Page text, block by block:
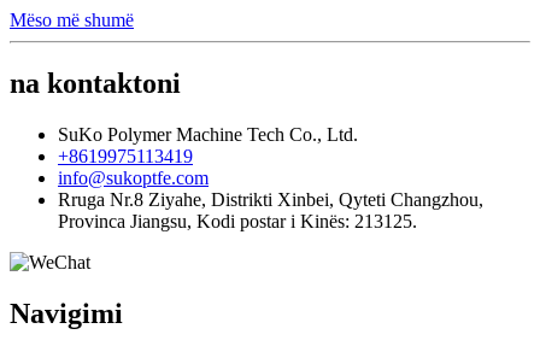
Mëso më shumë
na kontaktoni
SuKo Polymer Machine Tech Co., Ltd.
+8619975113419
info@sukoptfe.com
Rruga Nr.8 Ziyahe, Distrikti Xinbei, Qyteti Changzhou,
Provinca Jiangsu, Kodi postar i Kinës: 213125.
Navigimi